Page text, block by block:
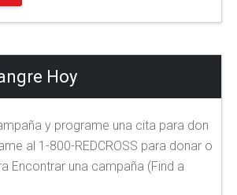
Hoy
y programe una cita para don
al 1-800-REDCROSS para donar o
Encontrar una campaña (Find a